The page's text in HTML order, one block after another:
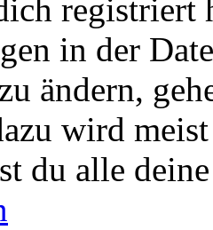
registriert
in der
ändern,
wird
du alle